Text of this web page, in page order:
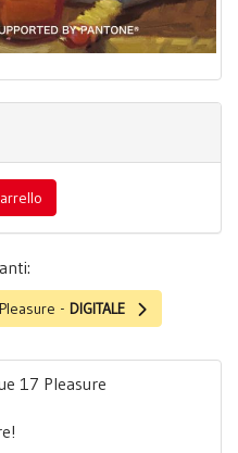
- DIGITALE
17 Pleasure